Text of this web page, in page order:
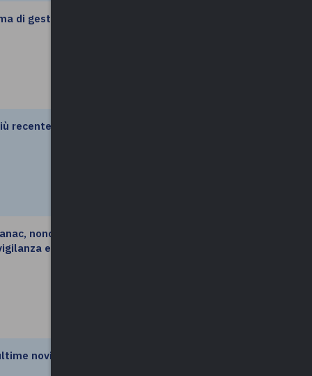
di gestione
recente
nonché
e
novità